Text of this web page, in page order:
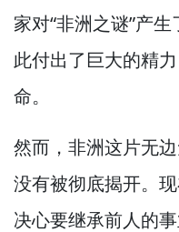
家对“非洲之谜”产生
此付出了巨大的精力
命。
然而， 非洲这片无
没有被彻底揭开。
决心要继承前人的事